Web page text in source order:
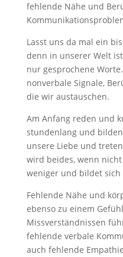
fehlende Nähe und
Lasst uns da mal ein
denn in unserer Welt
nur gesprochene
nonverbale Signale,
die wir austauschen.
Am Anfang reden und
stundenlang und
unsere Liebe und
wird beides, wenn
weniger und bildet sich
Fehlende Nähe und
ebenso zu einem
Missverständnissen
fehlende verbale
auch fehlende